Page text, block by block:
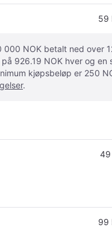
59
000 NOK betalt ned over
926.19 NOK hver og
kjøpsbeløp er 250
.
99